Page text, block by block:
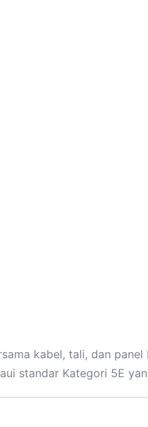
kabel, tali, dan
standar Kategori 5E